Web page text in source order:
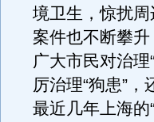
境卫生，惊扰
案件也不断攀
广大市民对治
厉治理“狗患”
最近几年上海的